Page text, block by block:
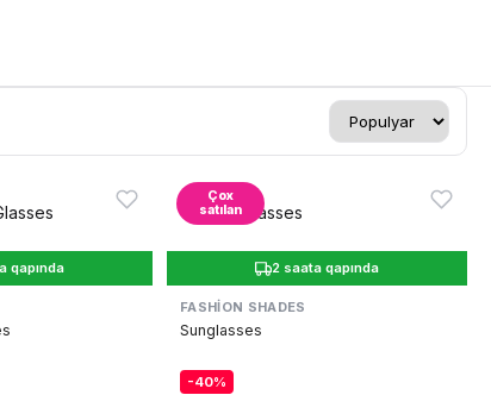
qapında
Çox
satılan
2 saata qapında
FASHION SHADES
Sunglasses
-40%